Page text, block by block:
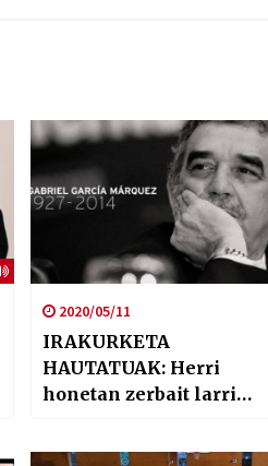
2020/05/11
IRAKURKETA
HAUTATUAK: Herri
honetan zerbait larri
Garcia Marquez)